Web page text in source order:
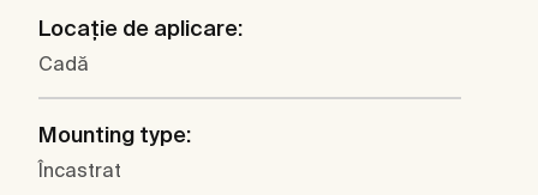
Locaţie de aplicare:
Cadă
Mounting type:
Încastrat